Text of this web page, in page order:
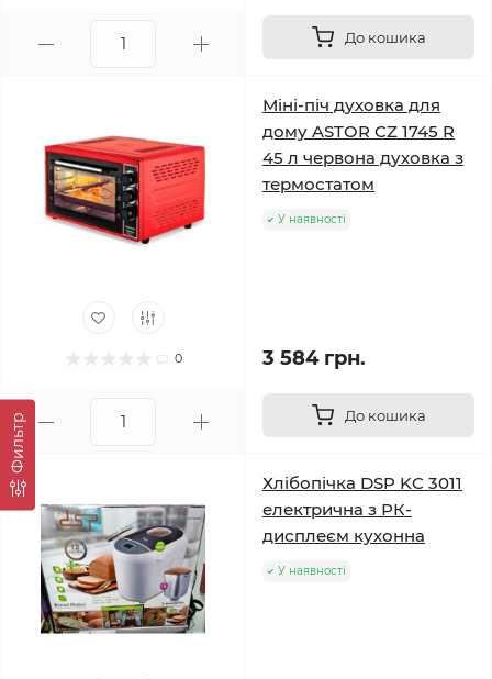
Фильтр
До кошика
0
Міні-піч духовка для
дому ASTOR CZ 1745 R
45 л червона духовка з
термостатом
У наявності
3 584 грн.
До кошика
Хлібопічка DSP KC 3011
електрична з РК-
дисплеєм кухонна
У наявності